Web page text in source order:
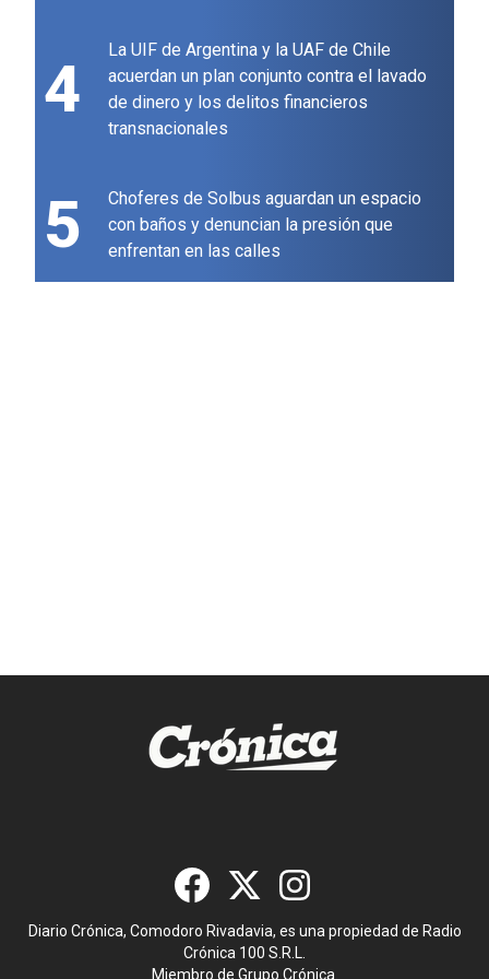
4
La UIF de Argentina y la UAF de Chile
acuerdan un plan conjunto contra el lavado
de dinero y los delitos financieros
transnacionales
5
Choferes de Solbus aguardan un espacio
con baños y denuncian la presión que
enfrentan en las calles
Diario Crónica, Comodoro Rivadavia, es una propiedad de Radio
Crónica 100 S.R.L.
Miembro de Grupo Crónica.